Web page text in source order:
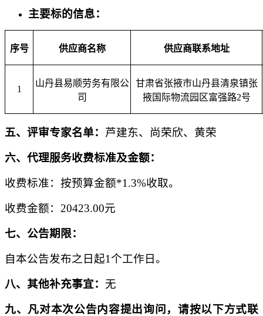
主要标的信息：
序号 供应商名称 供应商联系地址
1
山丹县易顺劳务有限公
司
甘肃省张掖市山丹县清泉镇张
掖国际物流园区富强路2号
五、评审专家名单： 芦建东、尚荣欣、黄荣
六、代理服务收费标准及金额：
收费标准：按预算金额*1.3%收取。
收费金额： 20423.00元
七、公告期限：
自本公告发布之日起1个工作日。
八、其他补充事宜： 无
九、凡对本次公告内容提出询问，请按以下方式联